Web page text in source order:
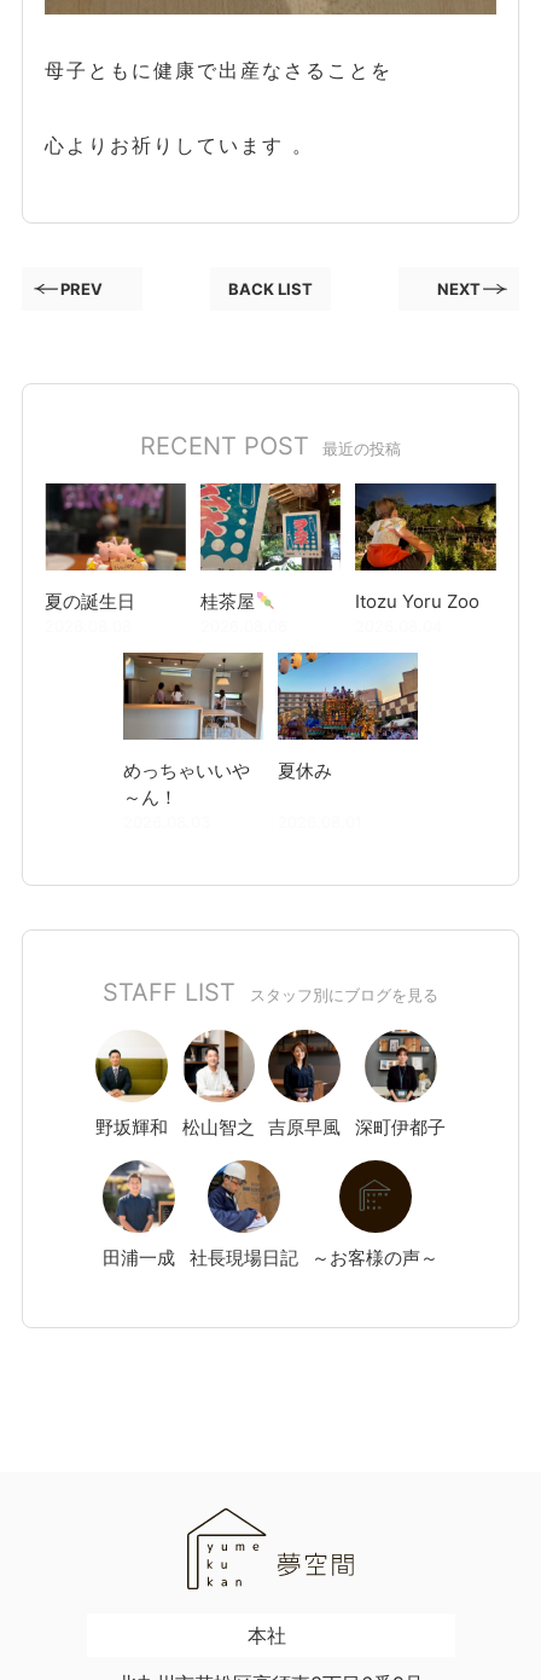
母子ともに健康で出産なさることを
心よりお祈りしています 。
PREV BACK LIST NEXT
RECENT POST 最近の投稿
夏の誕生日 桂茶屋 Itozu Yoru Zoo
めっちゃいいや
～ん！
夏休み
STAFF LIST スタッフ別にブログを見る
野坂輝和 松山智之 吉原早風 深町伊都子
田浦一成 社長現場日記 ～お客様の声～
本社